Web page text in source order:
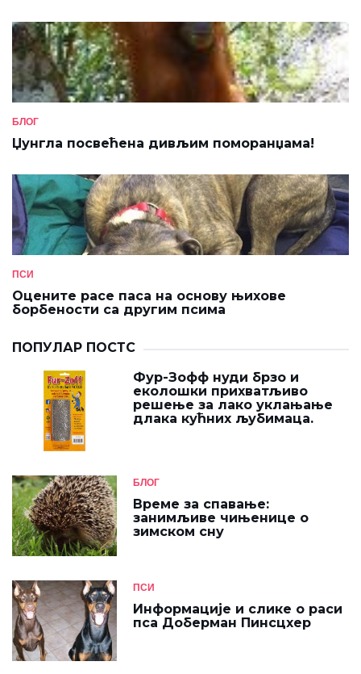
БЛОГ
Џунгла посвећена дивљим поморанџама!
ПСИ
Оцените расе паса на основу њихове
борбености са другим псима
ПОПУЛАР ПОСТС
Фур-Зофф нуди брзо и
еколошки прихватљиво
решење за лако уклањање
длака кућних љубимаца.
БЛОГ
Време за спавање:
занимљиве чињенице о
зимском сну
ПСИ
Информације и слике о раси
пса Доберман Пинсцхер